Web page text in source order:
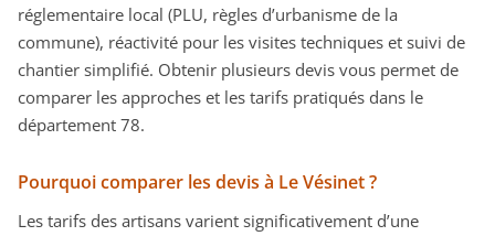
réglementaire local (PLU, règles d’urbanisme de la
commune), réactivité pour les visites techniques et suivi de
chantier simplifié. Obtenir plusieurs devis vous permet de
comparer les approches et les tarifs pratiqués dans le
département 78.
Pourquoi comparer les devis à Le Vésinet ?
Les tarifs des artisans varient significativement d’une